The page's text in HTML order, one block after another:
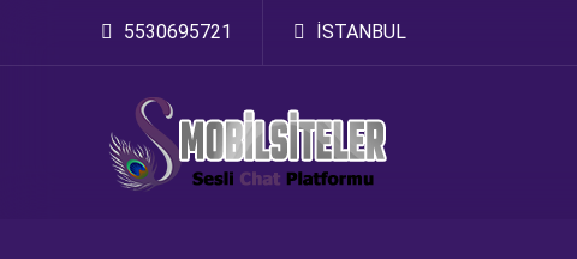
5530695721 İSTANBUL